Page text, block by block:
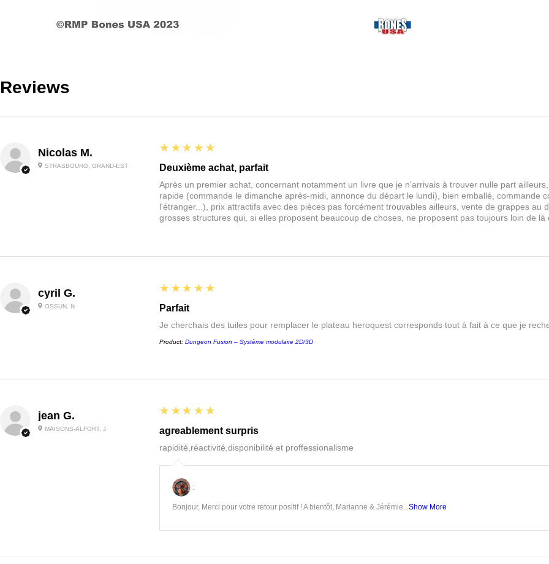
Reviews
Nicolas M.
STRASBOURG, GRAND-EST
5
★★★★★
Deuxième achat, parfait
Après un premier achat, concernant notamment un livre que je n'arrivais à trouver nulle part
rapide (commande le dimanche après-midi, annonce du départ le lundi), bien emballé, commande
l'étranger...), prix attractifs avec des pièces pas forcément trouvables ailleurs, vente de grappes
grosses structures qui, si elles proposent beaucoup de choses, ne proposent pas toujours loin de
cyril G.
OSSUN, N
5
★★★★★
Parfait
Je cherchais des tuiles pour remplacer le plateau heroquest corresponds tout à fait à ce que je
Product: Dungeon Fusion – Système modulaire 2D/3D
jean G.
MAISONS-ALFORT, J
5
★★★★★
agreablement surpris
rapidité,réactivité,disponibilité et proffessionalisme
:
Bonjour, Merci pour votre retour positif ! A bientôt, Marianne & Jérémie...Show More